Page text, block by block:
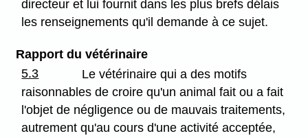
directeur et lui fournit dans les plus brefs délais
les renseignements qu'il demande à ce sujet.
Rapport du vétérinaire
5.3
Le vétérinaire qui a des motifs
raisonnables de croire qu'un animal fait ou a fait
l'objet de négligence ou de mauvais traitements,
autrement qu'au cours d'une activité acceptée,